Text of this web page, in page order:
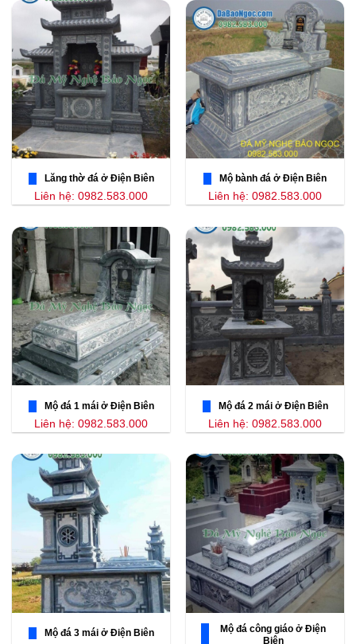
Lăng thờ đá ở Điện Biên
Liên hệ: 0982.583.000
Mộ bành đá ở Điện Biên
Liên hệ: 0982.583.000
Mộ đá 1 mái ở Điện Biên
Liên hệ: 0982.583.000
Mộ đá 2 mái ở Điện Biên
Liên hệ: 0982.583.000
Mộ đá 3 mái ở Điện Biên
Mộ đá công giáo ở Điện
Biên